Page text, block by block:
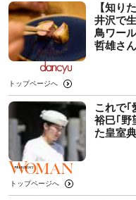
【知り
井沢で
鳥ワー
哲雄さ
トップページへ
これで｢
裕巳｢野
た皇室
トップページへ